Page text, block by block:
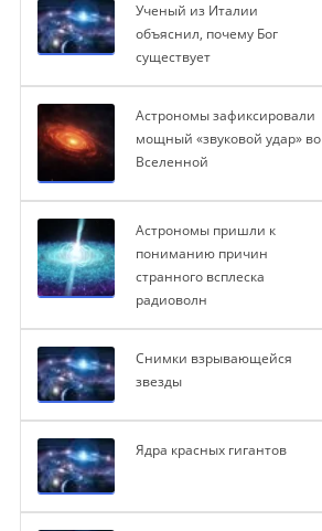
Ученый из Италии
объяснил, почему Бог
существует
Астрономы зафиксировали
мощный «звуковой удар» во
Вселенной
Астрономы пришли к
пониманию причин
странного всплеска
радиоволн
Снимки взрывающейся
звезды
Ядра красных гигантов